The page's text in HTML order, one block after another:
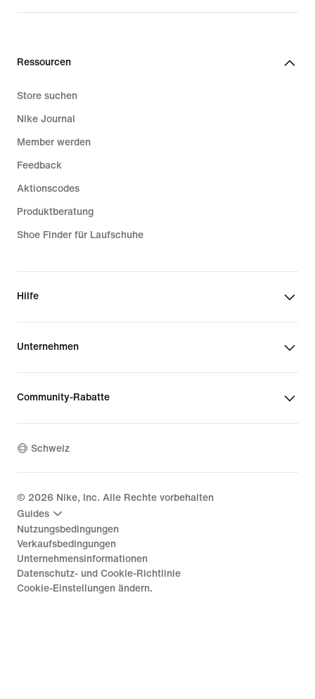
Ressourcen
Store suchen
Nike Journal
Member werden
Feedback
Aktionscodes
Produktberatung
Shoe Finder für Laufschuhe
Hilfe
Unternehmen
Community-Rabatte
Schweiz
© 2026 Nike, Inc. Alle Rechte vorbehalten
Guides
Nutzungsbedingungen
Verkaufsbedingungen
Unternehmensinformationen
Datenschutz- und Cookie-Richtlinie
Cookie-Einstellungen ändern.